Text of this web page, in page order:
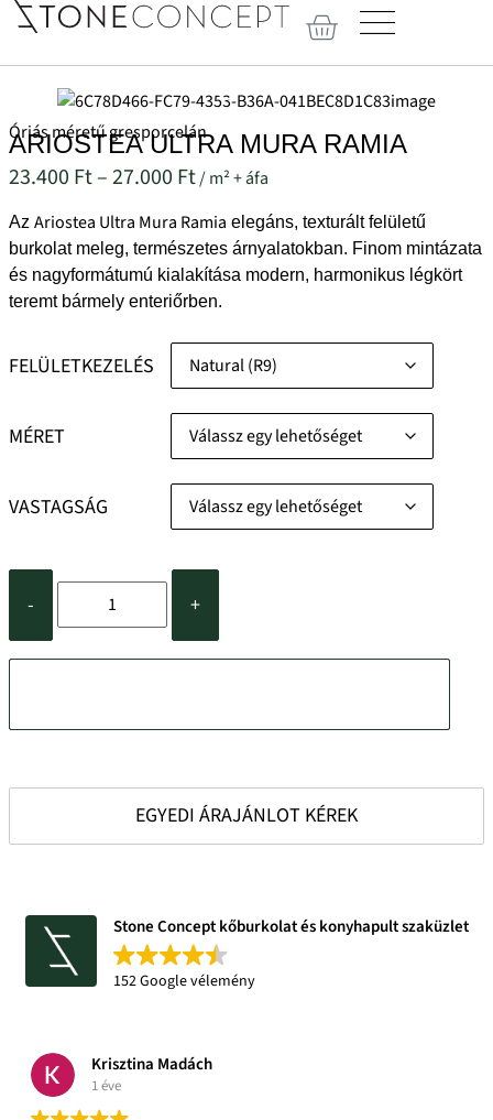
Óriás méretű gresporcelán
ARIOSTEA ULTRA MURA RAMIA
23.400 Ft–27.000 Ft/ m² + áfa
Az Ariostea Ultra Mura Ramia elegáns, texturált felületű
burkolat meleg, természetes árnyalatokban. Finom mintázata
és nagyformátumú kialakítása modern, harmonikus légkört
teremt bármely enteriőrben.
FELÜLETKEZELÉS
MÉRET
VASTAGSÁG
- +
EGYEDI ÁRAJÁNLOT KÉREK
Stone Concept kőburkolat és konyhapult szaküzlet
152 Google vélemény
Krisztina Madách
1 éve